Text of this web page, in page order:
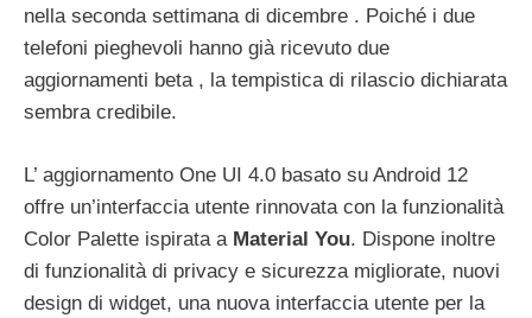
nella seconda settimana di dicembre . Poiché i due
telefoni pieghevoli hanno già ricevuto due
aggiornamenti beta , la tempistica di rilascio dichiarata
sembra credibile.
L’ aggiornamento One UI 4.0 basato su Android 12
offre un’interfaccia utente rinnovata con la funzionalità
Color Palette ispirata a Material You. Dispone inoltre
di funzionalità di privacy e sicurezza migliorate, nuovi
design di widget, una nuova interfaccia utente per la